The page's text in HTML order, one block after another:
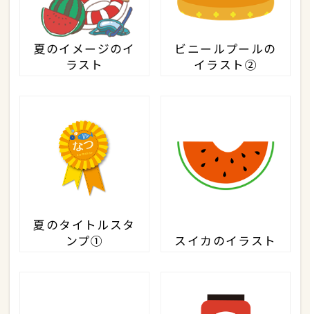
夏のイメージのイ
ラスト
ビニールプールの
イラスト②
夏のタイトルスタ
ンプ①
スイカのイラスト